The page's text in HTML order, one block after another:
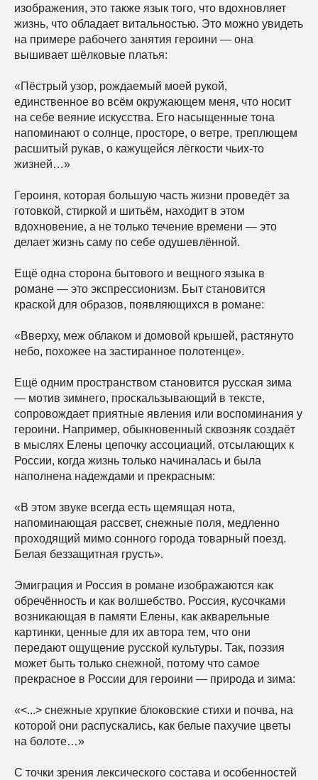
изображения, это также язык того, что вдохновляет
жизнь, что обладает витальностью. Это можно увидеть
на примере рабочего занятия героини — она
вышивает шёлковые платья:
«Пёстрый узор, рождаемый моей рукой,
единственное во всём окружающем меня, что носит
на себе веяние искусства. Его насыщенные тона
напоминают о солнце, просторе, о ветре, треплющем
расшитый рукав, о кажущейся лёгкости чьих-то
жизней…»
Героиня, которая большую часть жизни проведёт за
готовкой, стиркой и шитьём, находит в этом
вдохновение, а не только течение времени — это
делает жизнь саму по себе одушевлённой.
Ещё одна сторона бытового и вещного языка в
романе — это экспрессионизм. Быт становится
краской для образов, появляющихся в романе:
«Вверху, меж облаком и домовой крышей, растянуто
небо, похожее на застиранное полотенце».
Ещё одним пространством становится русская зима
— мотив зимнего, проскальзывающий в тексте,
сопровождает приятные явления или воспоминания у
героини. Например, обыкновенный сквозняк создаёт
в мыслях Елены цепочку ассоциаций, отсылающих к
России, когда жизнь только начиналась и была
наполнена надеждами и прекрасным:
«В этом звуке всегда есть щемящая нота,
напоминающая рассвет, снежные поля, медленно
проходящий мимо сонного города товарный поезд.
Белая беззащитная грусть».
Эмиграция и Россия в романе изображаются как
обречённость и как волшебство. Россия, кусочками
возникающая в памяти Елены, как акварельные
картинки, ценные для их автора тем, что они
передают ощущение русской культуры. Так, поэзия
может быть только снежной, потому что самое
прекрасное в России для героини — природа и зима:
«<...> снежные хрупкие блоковские стихи и почва, на
которой они распускались, как белые пахучие цветы
на болоте…»
С точки зрения лексического состава и особенностей